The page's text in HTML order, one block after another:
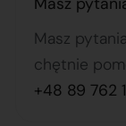
Masz
chętnie
+48 89 762